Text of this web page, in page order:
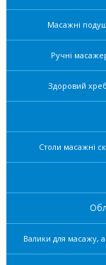
Масажні
Ручні
Здоровий
Столи масажні
Валики для масажу,